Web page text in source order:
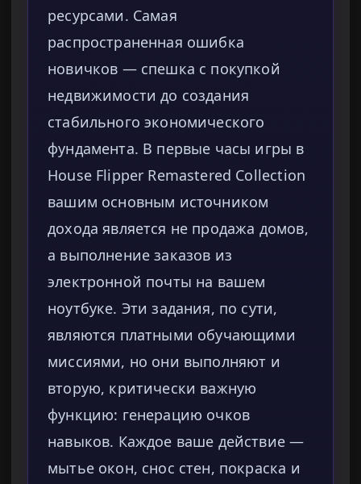
ресурсами. Самая
распространенная ошибка
новичков — спешка с покупкой
недвижимости до создания
стабильного экономического
фундамента. В первые часы игры в
House Flipper Remastered Collection
вашим основным источником
дохода является не продажа домов,
а выполнение заказов из
электронной почты на вашем
ноутбуке. Эти задания, по сути,
являются платными обучающими
миссиями, но они выполняют и
вторую, критически важную
функцию: генерацию очков
навыков. Каждое ваше действие —
мытье окон, снос стен, покраска и